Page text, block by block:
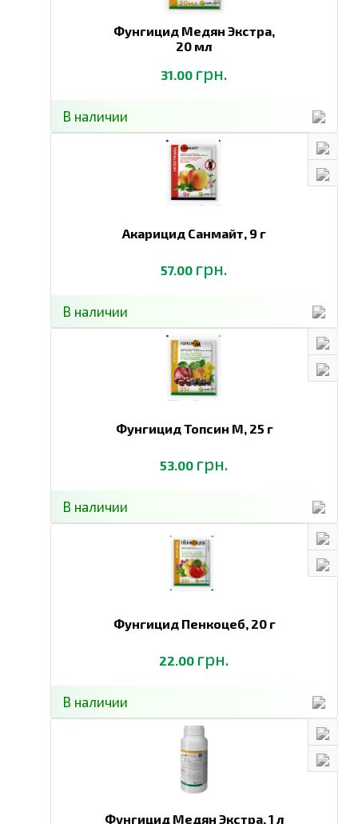
Фунгицид Медян Экстра,
20 мл
31.00 грн.
В наличии
Акарицид Санмайт, 9 г
57.00 грн.
В наличии
Фунгицид Топсин М, 25 г
53.00 грн.
В наличии
Фунгицид Пенкоцеб, 20 г
22.00 грн.
В наличии
Фунгицид Медян Экстра,1 л